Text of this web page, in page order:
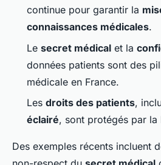
continue pour garantir la
connaissances médicales.
Le secret médical et la
données patients sont des
médicale en France.
Les droits des patients,
éclairé, sont protégés par la
Des exemples récents incluent